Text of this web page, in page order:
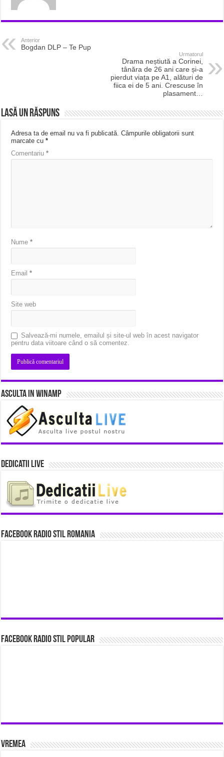
Anterior
Bogdan DLP – Te Pup
Urmatorul
Drama neștiută a Corinei,
tânăra de 26 ani care și-a
pierdut viața pe A1, alături de
fiica ei de 5 ani. Crescuse în
plasament…
Lasă un răspuns
Adresa ta de email nu va fi publicată. Câmpurile obligatorii sunt
marcate cu*
Comentariu*
Nume*
Email*
Site web
Salvează-mi numele, emailul și site-ul web în acest navigator
pentru data viitoare când o să comentez.
Asculta in Winamp
Dedicatii Live
Facebook Radio Stil Romania
Facebook Radio Stil Popular
Vremea